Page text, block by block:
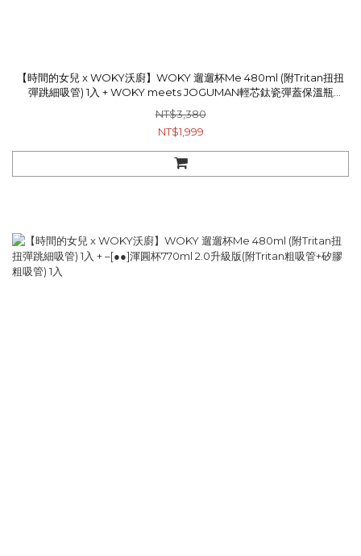
【時間的女兒 x WOKY沃廚】WOKY 遛遛杯Me 480ml (附Tritan扭扭
彈跳細吸管) 1入 + WOKY meets JOGUMAN輕芯鈦瓷彈蓋保溫瓶
450ml 1入
NT$3,380
NT$1,999